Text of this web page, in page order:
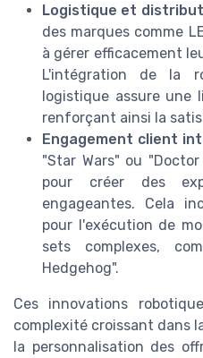
Logistique et
des marques comme
à gérer efficacement
L'intégration de la
logistique assure une
renforçant ainsi la
Engagement client
"Star Wars" ou
pour créer des
engageantes. Cela
pour l'exécution de
sets complexes,
Hedgehog".
Ces innovations
complexité croissant dans
la personnalisation des